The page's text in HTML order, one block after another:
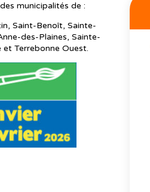
municipalités de :
Saint-Benoît, Sainte-
des-Plaines, Sainte-
Terrebonne Ouest.